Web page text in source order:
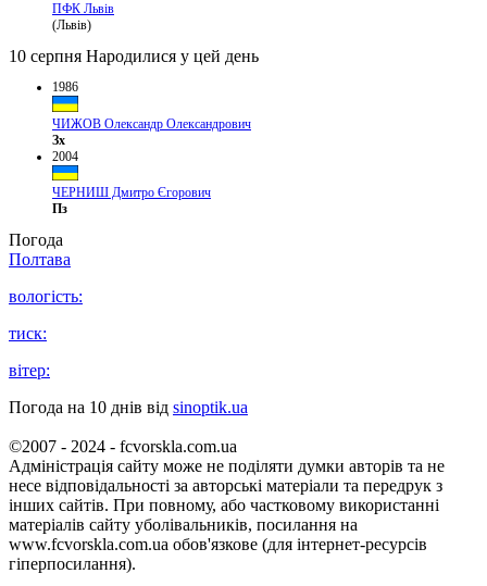
ПФК Львів
(Львів)
10 серпня Народилися у цей день
1986
ЧИЖОВ Олександр Олександрович
Зх
2004
ЧЕРНИШ Дмитро Єгорович
Пз
Погода
Полтава
вологість:
тиск:
вітер:
Погода на 10 днів від sinoptik.ua
©2007 - 2024 - fcvorskla.com.ua
Адміністрація сайту може не поділяти думки авторів та не
несе відповідальності за авторські матеріали та передрук з
інших сайтів. При повному, або частковому використанні
матеріалів сайту уболівальників, посилання на
www.fcvorskla.com.ua обов'язкове (для інтернет-ресурсів
гіперпосилання).